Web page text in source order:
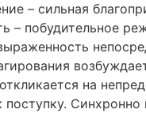
– сильная
– побудительное
на
Синхронно